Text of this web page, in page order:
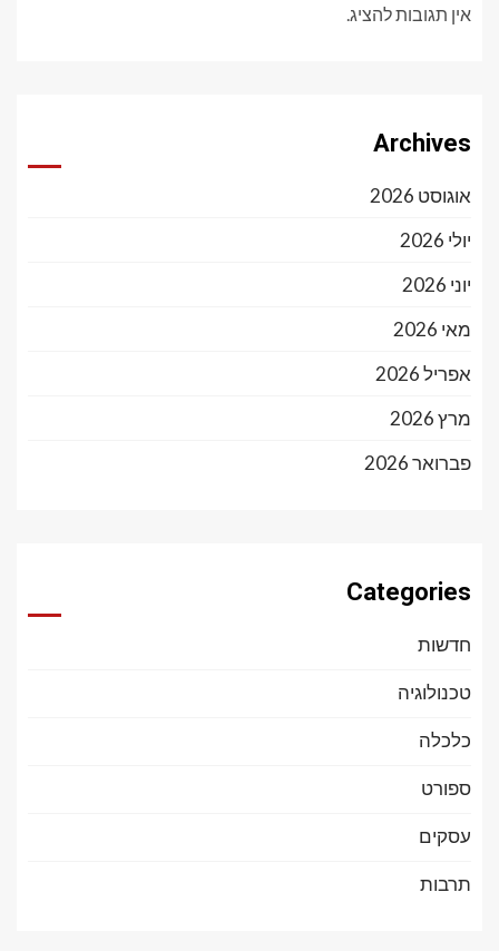
אין תגובות להציג.
Archives
אוגוסט 2026
יולי 2026
יוני 2026
מאי 2026
אפריל 2026
מרץ 2026
פברואר 2026
Categories
חדשות
טכנולוגיה
כלכלה
ספורט
עסקים
תרבות